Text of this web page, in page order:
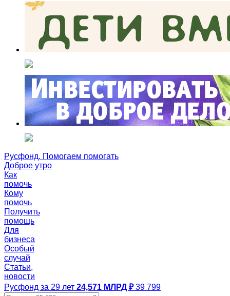
Русфонд. Помогаем помогать
Доброе утро
Как
помочь
Кому
помочь
Получить
помощь
Для
бизнеса
Особый
случай
Статьи,
новости
Русфонд за 29 лет 24,571 МЛРД ₽ 39 799